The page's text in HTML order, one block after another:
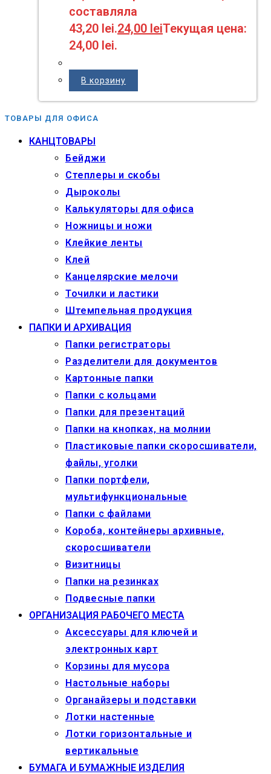
составляла
43,20 lei.24,00 leiТекущая цена:
24,00 lei.
В корзину
ТОВАРЫ ДЛЯ ОФИСА
КАНЦТОВАРЫ
Бейджи
Степлеры и скобы
Дыроколы
Калькуляторы для офиса
Ножницы и ножи
Клейкие ленты
Клей
Канцелярские мелочи
Точилки и ластики
Штемпельная продукция
ПАПКИ И АРХИВАЦИЯ
Папки регистраторы
Разделители для документов
Картонные папки
Папки с кольцами
Папки для презентаций
Папки на кнопках, на молнии
Пластиковые папки скоросшиватели,
файлы, уголки
Папки портфели,
мультифункциональные
Папки с файлами
Короба, контейнеры архивные,
скоросшиватели
Визитницы
Папки на резинках
Подвесные папки
ОРГАНИЗАЦИЯ РАБОЧЕГО МЕСТА
Аксессуары для ключей и
электронных карт
Корзины для мусора
Настольные наборы
Органайзеры и подставки
Лотки настенные
Лотки горизонтальные и
вертикальные
БУМАГА И БУМАЖНЫЕ ИЗДЕЛИЯ